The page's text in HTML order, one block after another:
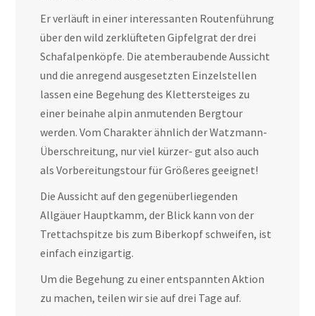
Er verläuft in einer interessanten Routenführung
über den wild zerklüfteten Gipfelgrat der drei
Schafalpenköpfe. Die atemberaubende Aussicht
und die anregend ausgesetzten Einzelstellen
lassen eine Begehung des Klettersteiges zu
einer beinahe alpin anmutenden Bergtour
werden. Vom Charakter ähnlich der Watzmann-
Überschreitung, nur viel kürzer- gut also auch
als Vorbereitungstour für Größeres geeignet!
Die Aussicht auf den gegenüberliegenden
Allgäuer Hauptkamm, der Blick kann von der
Trettachspitze bis zum Biberkopf schweifen, ist
einfach einzigartig.
Um die Begehung zu einer entspannten Aktion
zu machen, teilen wir sie auf drei Tage auf.